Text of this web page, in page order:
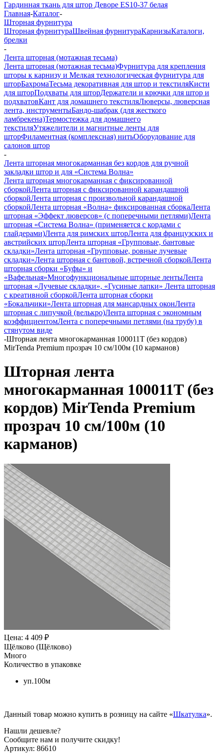
Гардинная ткань для штор Деворе ES10-37 белая
Главная-Каталог-
Шторная фурнитура
Шторная фурнитураШвейная фурнитураКарнизыКаталоги,
брелки
-
Лента шторная (мотажная тесьма)
Лента шторная (мотажная тесьма)Фурнитура для крепления
шторы к карнизу и Мелкая технологическая фурнитура для
шторБахромаТесьма декоративная для штор и текстиляКисти
для шторПодхваты для шторДержатели и крючки для штор и
подхватовКант для домашнего текстиляЛюверсы, люверсная
лента, инструментыБандо-шабрак (для жесткого
ламбрекена)Термостежка для домашнего
текстиляУтяжелители и магнитные ленты для
шторФиламентная (комплексная) нитьОборудование для
салонов штор
-
Лента шторная многокарманная без кордов для ручной
закладки штор и для «Система Волна»
Лента шторная многокарманная с фиксированной
сборкойЛента шторная с фиксированной карандашной
сборкойЛента шторная с произвольной карандашной
сборкойЛента шторная «Волна» фиксированная сборкаЛента
шторная «Эффект люверсов» (с поперечными петлями)Лента
шторная «Система Волна» (применяется с кордами с
глайдерами)Лента для римских шторЛента для французских и
австрийских шторЛента шторная «Групповые, бантовые
складки»Лента шторная «Групповые, ровные лучевые
складки»Лента шторная с бантовой, встречной сборкойЛента
шторная сборки «Буфы» и
«Вафельная»Многофункциональные шторные лентыЛента
шторная «Лучевые складки», «Гусиные лапки» Лента шторная
с креативной сборкойЛента шторная сборки
«Бокальчики»Лента шторная для мансардных оконЛента
шторная с липучкой (велькро)Лента шторная с экономным
коэффициентомЛента с поперечными петлями (на трубу) в
стянутом виде
-Шторная лента многокарманная 100011T (без кордов)
MirTenda Premium прозрач 10 см/100м (10 карманов)
Шторная лента
многокарманная 100011T (без
кордов) MirTenda Premium
прозрач 10 см/100м (10
карманов)
Цена: 4 409 ₽
Щёлково (Щёлково)
Много
Количество в упаковке
уп.100м
Данный товар можно купить в розницу на сайте «Шкатулка».
Нашли дешевле?
Сообщите нам и получите скидку!
Артикул: 86610